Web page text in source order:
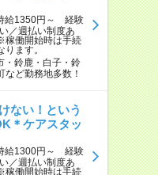
給1350円～ 経験
／週払い制度あ
稼働開始時は手続
ます。
・鈴鹿・白子・鈴
など勤務地多数！
ない！という
＊ケアスタッ
給1300円～ 経験
／週払い制度あ
稼働開始時は手続